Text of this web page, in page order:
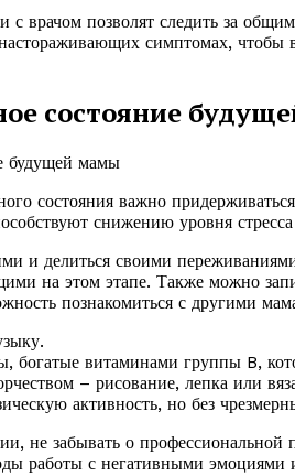
с врачом позволят следить за
симптомах, чтобы
состояние
состояния важно
снижению уровня
и делиться своими
на этом этапе. Также можно
познакомиться с другими
богатые витаминами группы B,
– рисование, лепка или
активность, но без
не забывать о профессиональной
работы с негативными эмоциями